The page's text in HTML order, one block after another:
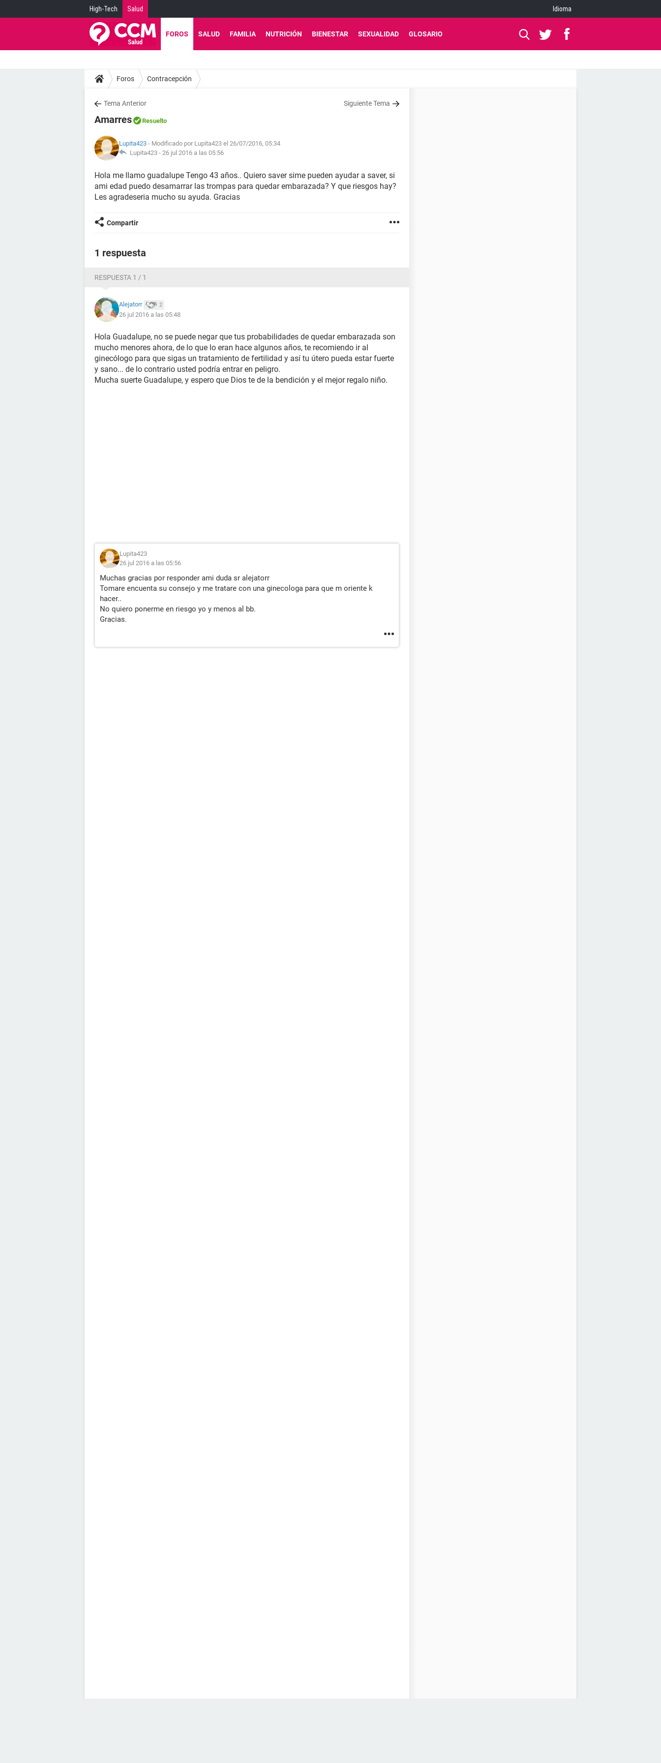
High-Tech Salud Idioma
FOROS SALUD FAMILIA NUTRICIÓN BIENESTAR SEXUALIDAD GLOSARIO
Foros Contracepción
Tema Anterior Siguiente Tema
Amarres Resuelto
Lupita423 - Modificado por Lupita423 el 26/07/2016, 05:34
Lupita423 - 26 jul 2016 a las 05:56
Hola me llamo guadalupe Tengo 43 años.. Quiero saver sime pueden ayudar a saver, si
ami edad puedo desamarrar las trompas para quedar embarazada? Y que riesgos hay?
Les agradeseria mucho su ayuda. Gracias
Compartir
1 respuesta
RESPUESTA 1 / 1
Alejatorr 2
26 jul 2016 a las 05:48
Hola Guadalupe, no se puede negar que tus probabilidades de quedar embarazada son
mucho menores ahora, de lo que lo eran hace algunos años, te recomiendo ir al
ginecólogo para que sigas un tratamiento de fertilidad y así tu útero pueda estar fuerte
y sano... de lo contrario usted podría entrar en peligro.
Mucha suerte Guadalupe, y espero que Dios te de la bendición y el mejor regalo niño.
Lupita423
26 jul 2016 a las 05:56
Muchas gracias por responder ami duda sr alejatorr
Tomare encuenta su consejo y me tratare con una ginecologa para que m oriente k
hacer..
No quiero ponerme en riesgo yo y menos al bb.
Gracias.